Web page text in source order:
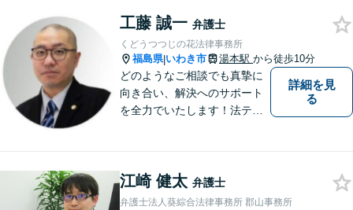
も可能】
工藤 誠一 弁護士
くどうつつじの花法律事務所
福島県|いわき市 湯本駅 から徒歩10分
どのようなご相談でも真摯に
向き合い、解決へのサポート
を全力でいたします！法テラ
けていただけます。【湯本駅
から車で約７分】
詳細を見
る
江崎 健太 弁護士
弁護士法人葵綜合法律事務所 郡山事務所